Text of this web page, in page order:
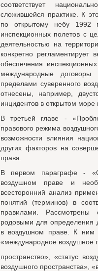
соответствует
сложившейся практике. К
по открытому небу 1992
инспекционных полетов с
деятельностью на
конкретно регламентирует
обеспечения
международные
пределами суверенного
отнесены, например,
инцидентов в открытом
В третьей главе -
правового режима
возможности влияния
других факторов на
права.
В первом параграфе -
воздушном праве и
всесторонний анализ
понятий (терминов) в
правилами. Рассмотрены
родовыми для определения
в воздушном праве. К ним
«международное воздушное
пространство», «статус
воздушного пространства»,